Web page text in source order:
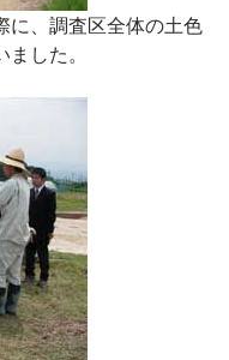
に、調査区全体の土色
した。